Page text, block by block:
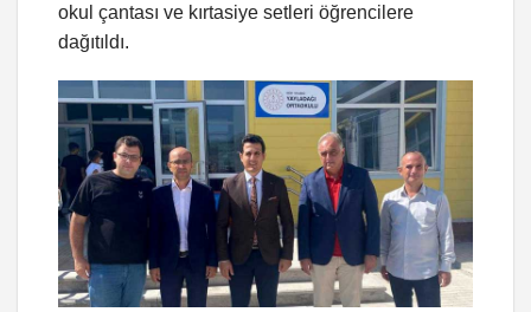
okul çantası ve kırtasiye setleri öğrencilere
dağıtıldı.